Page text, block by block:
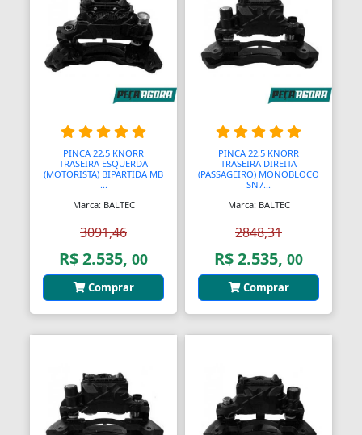
PINCA 22,5 KNORR
TRASEIRA ESQUERDA
(MOTORISTA) BIPARTIDA MB
Marca: BALTEC
3091,46
R$ 2.535, 00
Comprar
PINCA 22,5 KNORR
TRASEIRA DIREITA
(PASSAGEIRO) MONOBLOCO
SN7...
Marca: BALTEC
2848,31
R$ 2.535, 00
Comprar